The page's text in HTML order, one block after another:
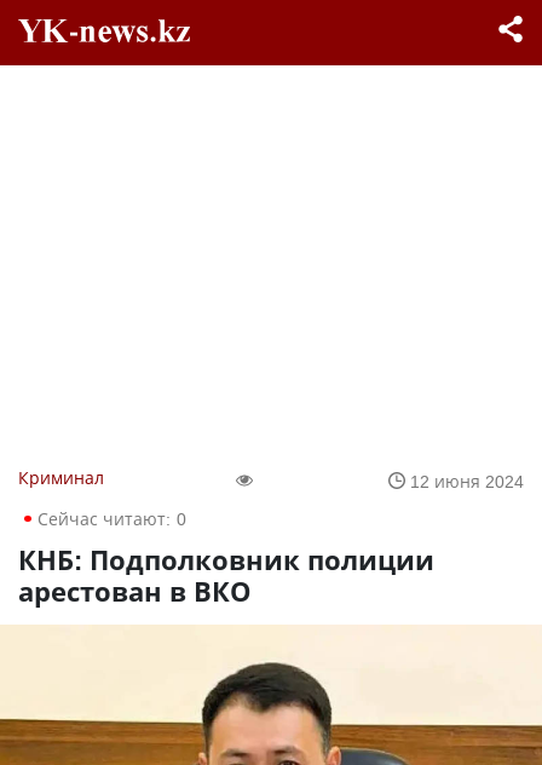
Криминал
12 июня 2024
Сейчас читают: 0
КНБ: Подполковник полиции
арестован в ВКО